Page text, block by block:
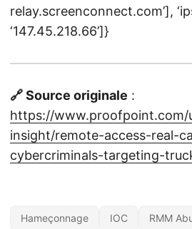
relay.screenconnect.com’],
‘147.45.218.66’]}
🔗 Source originale :
https://
insight/remote-access-real-
cybercriminals-targeting-
Hameçonnage IOC RMM